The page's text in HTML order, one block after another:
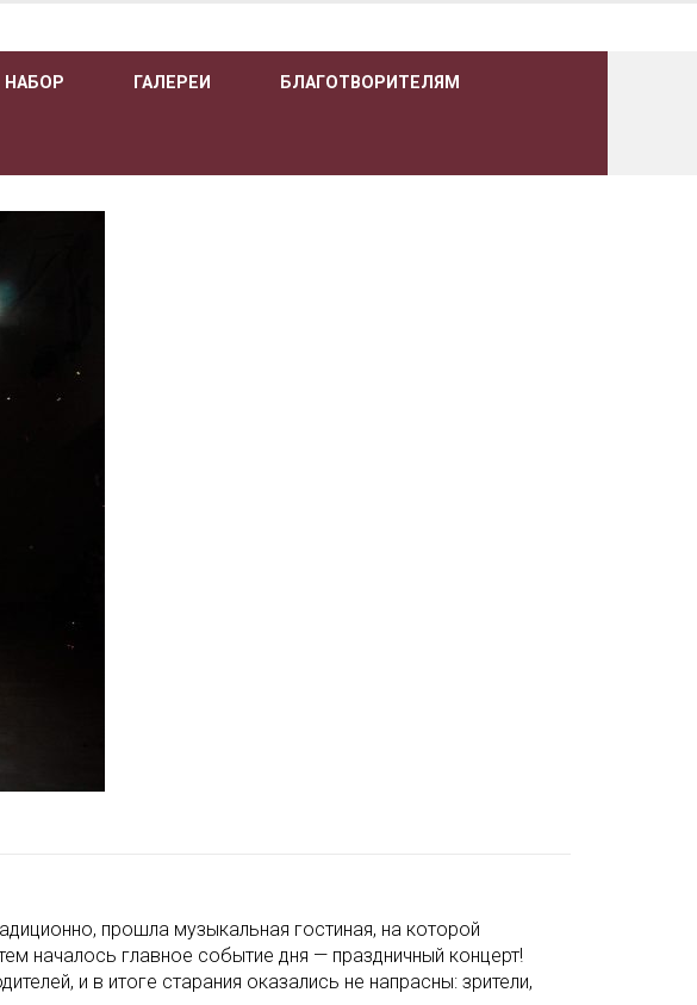
НАБОР ГАЛЕРЕИ БЛАГОТВОРИТЕЛЯМ
прошла музыкальная гостиная, на которой
началось главное событие дня — праздничный концерт!
и в итоге старания оказались не напрасны: зрители,